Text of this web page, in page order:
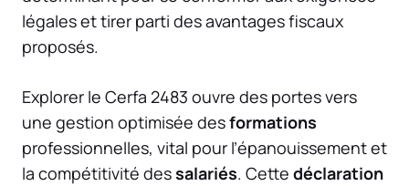
légales et tirer parti des avantages fiscaux
proposés.
Explorer le Cerfa 2483 ouvre des portes vers
une gestion optimisée desformations
professionnelles, vital pour l’épanouissement et
la compétitivité dessalariés. Cette déclaration